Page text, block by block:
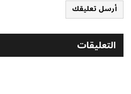
أرسل تعليقك
التعليقات